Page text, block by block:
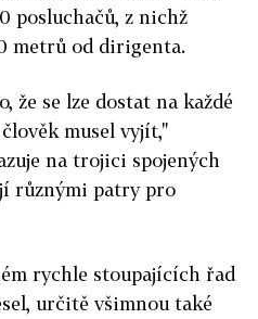
posluchačů, z nichž
metrů od dirigenta.
že se lze dostat na každé
musel vyjít,"
na trojici spojených
různými patry pro
rychle stoupajících řad
určitě všimnou také